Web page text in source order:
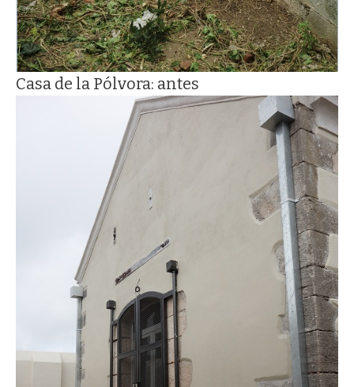
Casa de la Pólvora: antes